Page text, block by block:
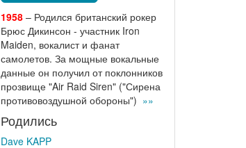
1958– Родился британский рокер
Брюс Дикинсон - участник Iron
Maiden, вокалист и фанат
самолетов. За мощные вокальные
данные он получил от поклонников
прозвище "Air Raid Siren" ("Сирена
противовоздушной обороны") »»
Родились
Dave KAPP